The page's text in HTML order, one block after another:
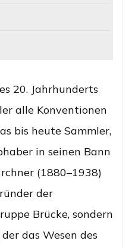
20. Jahrhunderts
alle Konventionen
bis heute Sammler,
in seinen Bann
(1880–1938)
der
Brücke, sondern
das Wesen des